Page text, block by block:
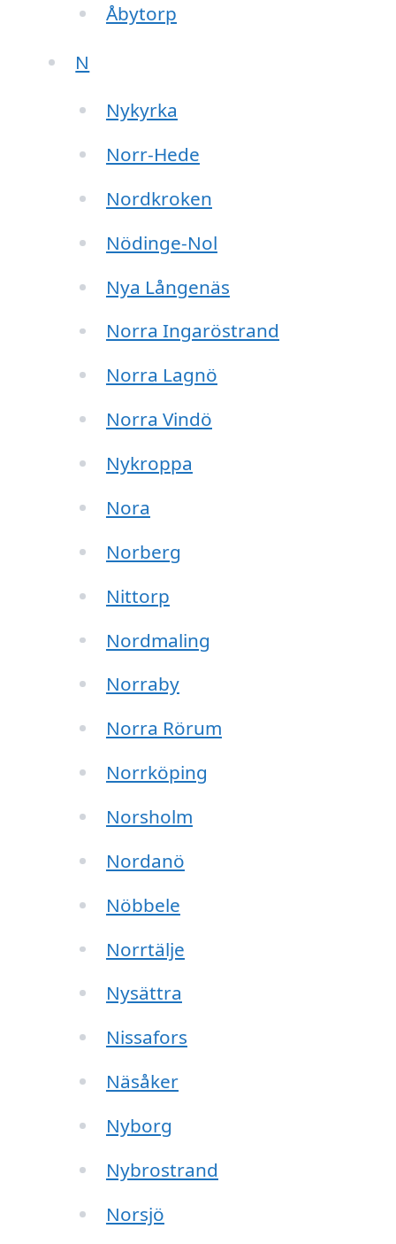
Åbytorp
N
Nykyrka
Norr-Hede
Nordkroken
Nödinge-Nol
Nya Långenäs
Norra Ingaröstrand
Norra Lagnö
Norra Vindö
Nykroppa
Nora
Norberg
Nittorp
Nordmaling
Norraby
Norra Rörum
Norrköping
Norsholm
Nordanö
Nöbbele
Norrtälje
Nysättra
Nissafors
Näsåker
Nyborg
Nybrostrand
Norsjö